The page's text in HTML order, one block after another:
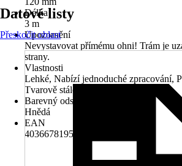
Délka
3 m
Upozornění
Nevystavovat přímému ohni! Trám je
strany.
Vlastnosti
Lehké, Nabízí jednoduché zpracování,
Tvarově stálé
Barevný odstín
Hnědá
EAN
4036678195621
Datové listy
Přeskočit oblast